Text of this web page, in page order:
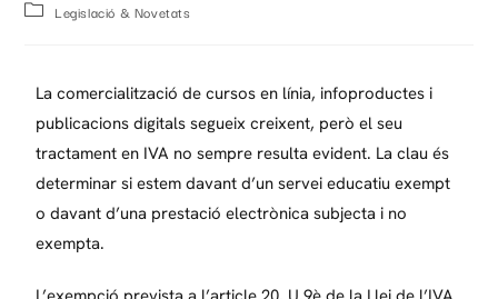
Legislació & Novetats
La comercialització de cursos en línia, infoproductes i
publicacions digitals segueix creixent, però el seu
tractament en IVA no sempre resulta evident. La clau és
determinar si estem davant d’un servei educatiu exempt
o davant d’una prestació electrònica subjecta i no
exempta.